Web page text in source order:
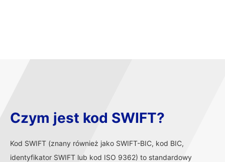
Czym jest kod SWIFT?
Kod SWIFT (znany również jako SWIFT-BIC, kod BIC,
identyfikator SWIFT lub kod ISO 9362) to standardowy